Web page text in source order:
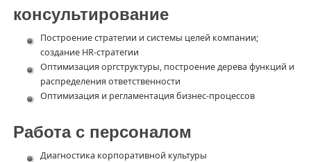
консультирование
Построение стратегии и системы целей компании;
создание HR-стратегии
Оптимизация оргструктуры, построение дерева функций и
распределения ответственности
Оптимизация и регламентация бизнес-процессов
Работа с персоналом
Диагностика корпоративной культуры